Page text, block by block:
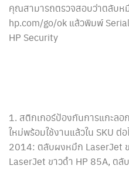
คุณสามารถตรวจสอบว่าตลับห
hp.com/go/ok แล้วพิมพ์
HP Security
1. สติกเกอร์ป้องกันการแกะล
ใหม่พร้อมใช้งานแล้วใน SKU ต่
2014: ตลับผงหมึก LaserJet
LaserJet ขาวดำ HP 85A, ต